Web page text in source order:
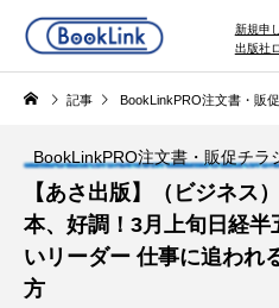
新規申
出版社
記事 BookLinkPRO注文書・販
BookLinkPRO注文書・販促チラ
【あさ出版】（ビジネス
本、好調！3月上旬日経
いリーダー 仕事に追われ
方